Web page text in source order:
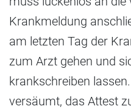
Krankmeldung
am letzten Tag der
zum Arzt gehen und
krankschreiben
versäumt, das Attest